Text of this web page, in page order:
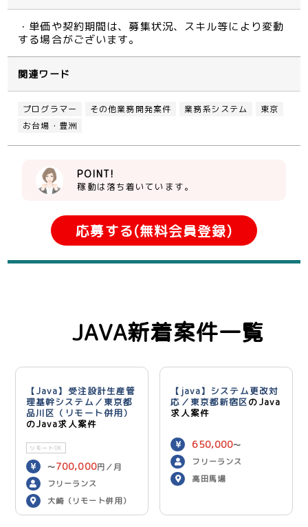
・単価や契約期間は、募集状況、スキル等により変動
する場合がございます。
関連ワード
プログラマー その他業務開発案件 業務系システム
東京
お台場・豊洲
POINT!
稼動は落ち着いています。
応募する(無料会員登録)
JAVA新着案件一覧
【Java】受注設計生産管
理基幹システム／東京都
品川区（リモート併用）
のJava求人案件
リモートOK
〜700,000円／月
フリーランス
大崎（リモート併用）
【java】システム更改対
応／東京都新宿区のJava
求人案件
650,000〜
750,000 円／月
フリーランス
高田馬場